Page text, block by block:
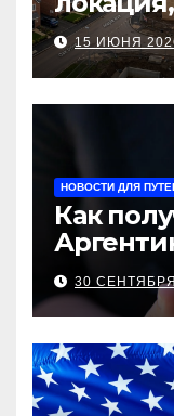
15 ИЮНЯ
НОВОСТИ ДЛЯ
Как
30